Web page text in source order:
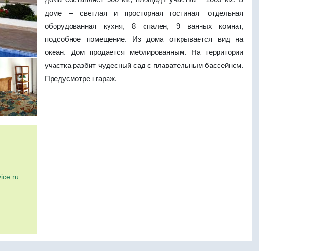
доме – светлая и просторная гостиная, отдельная
оборудованная кухня, 8 спален, 9 ванных комнат,
подсобное помещение. Из дома открывается вид на
океан. Дом продается меблированным. На территории
участка разбит чудесный сад с плавательным бассейном.
Предусмотрен гараж.